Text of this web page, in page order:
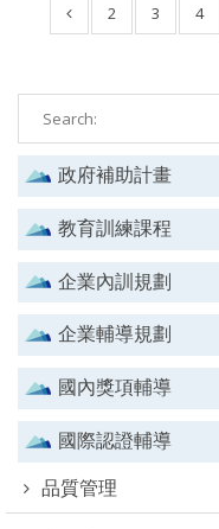
2 3 4
政府補助計畫
教育訓練課程
企業內訓規劃
企業輔導規劃
國內獎項輔導
國際認證輔導
品質管理